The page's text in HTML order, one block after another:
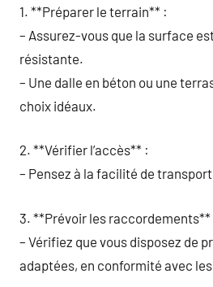
1. **Préparer le terrain** :
– Assurez-vous que la surface
résistante.
– Une dalle en béton ou une
choix idéaux.
2. **Vérifier l’accès** :
– Pensez à la facilité de
3. **Prévoir les raccordements**
– Vérifiez que vous disposez de
adaptées, en conformité avec